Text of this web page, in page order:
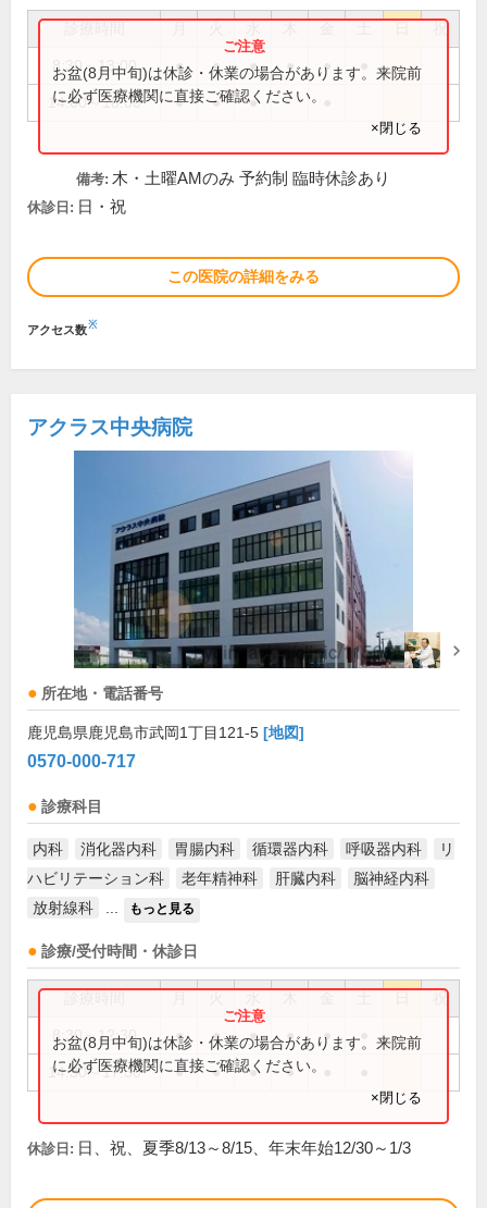
祝
8:30～13:00 ● ● ● ● ●
14:00～18:00 ● ● ●
お盆(8月中旬)は休診・休業の場合があります。来院前
に必ず医療機関に直接ご確認ください。
×閉じる
備考: 木・土曜AMのみ 予約制 臨時休診あり
休診日: 日・祝
この医院の詳細をみる
アクセス数※
アクラス中央病院
所在地・電話番号
鹿児島県鹿児島市武岡1丁目121-5 [地図]
0570-000-717
診療科目
内科 消化器内科 胃腸内科 循環器内科 呼吸器内科
リ
ハビリテーション科
老年精神科 肝臓内科
脳神経内科
放射線科
もっと見る
診療/受付時間・休診日
祝
8:30～12:30 ● ● ● ● ●
14:30～17:30 ● ● ● ●
お盆(8月中旬)は休診・休業の場合があります。来院前
に必ず医療機関に直接ご確認ください。
×閉じる
休診日: 日、祝、夏季8/13～8/15、年末年始12/30～1/3